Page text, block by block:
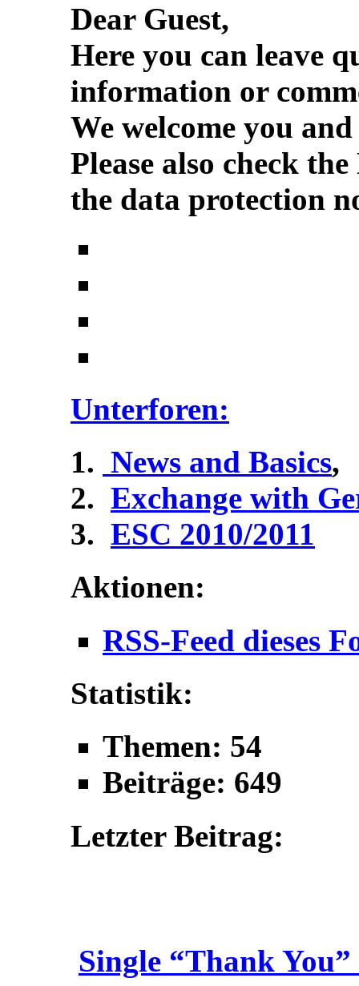
Dear Guest,
Here you can leave
information or
We welcome you
Please also check
the data protection
Unterforen:
News and Basics,
Exchange with
ESC 2010/2011
Aktionen:
RSS-Feed dieses
Statistik:
Themen: 54
Beiträge: 649
Letzter Beitrag:
Single “Thank